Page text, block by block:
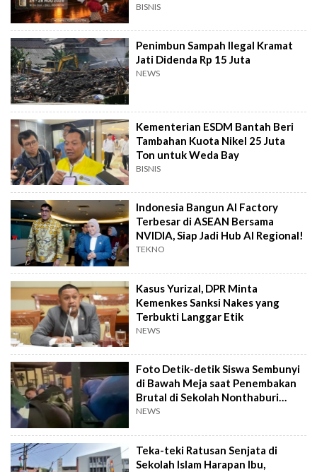
Digital
BISNIS
Penimbun Sampah Ilegal Kramat
Jati Didenda Rp 15 Juta
NEWS
Kementerian ESDM Bantah Beri
Tambahan Kuota Nikel 25 Juta
Ton untuk Weda Bay
BISNIS
Indonesia Bangun AI Factory
Terbesar di ASEAN Bersama
NVIDIA, Siap Jadi Hub AI Regional!
TEKNO
Kasus Yurizal, DPR Minta
Kemenkes Sanksi Nakes yang
Terbukti Langgar Etik
NEWS
Foto Detik-detik Siswa Sembunyi
di Bawah Meja saat Penembakan
Brutal di Sekolah Nonthaburi
Thailand
NEWS
Teka-teki Ratusan Senjata di
Sekolah Islam Harapan Ibu,